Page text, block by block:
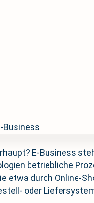
E-Business
betriebliche
etwa durch Online-
oder